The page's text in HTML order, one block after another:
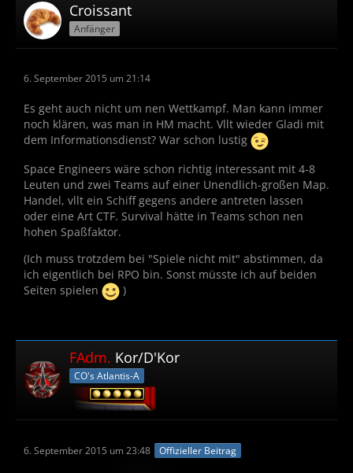
Croissant
Anfänger
6. September 2015 um 21:14
Es geht auch nicht um nen Wettkampf. Man kann immer
noch klären, was man in HM macht. Vllt wieder Gladi mit
dem Informationsdienst? War schon lustig
Space Engineers wäre schon richtig interessant mit 4-8
Leuten und zwei Teams auf einer Unendlich-großen Map.
Handel, vllt ein Schiff gegens andere antreten lassen
oder eine Art CTF. Survival hätte in Teams schon nen
hohen Spaßfaktor.
(Ich muss trotzdem bei "Spiele nicht mit" abstimmen, da
ich eigentlich bei RPO bin. Sonst müsste ich auf beiden
Seiten spielen
)
FAdm. Kor/D'Kor
CO's Atlantis-A
6. September 2015 um 23:48 Offizieller Beitrag